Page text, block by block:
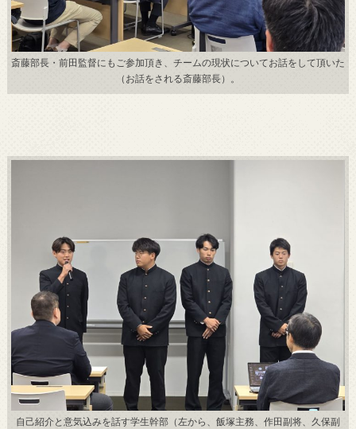
斎藤部長・前田監督にもご参加頂き、チームの現状についてお話をして頂いた
（お話をされる斎藤部長）。
自己紹介と意気込みを話す学生幹部（左から、飯塚主務、作田副将、久保副